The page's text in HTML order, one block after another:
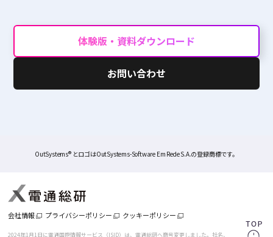
体験版・資料ダウンロード
お問い合わせ
OutSystems® とロゴはOutSystems-Software Em Rede S.A.の登録商標です。
会社情報 プライバシーポリシー クッキーポリシー
2024年1月1日に電通国際情報サービス（ISID）は、電通総研へ商号変更しました。社名、